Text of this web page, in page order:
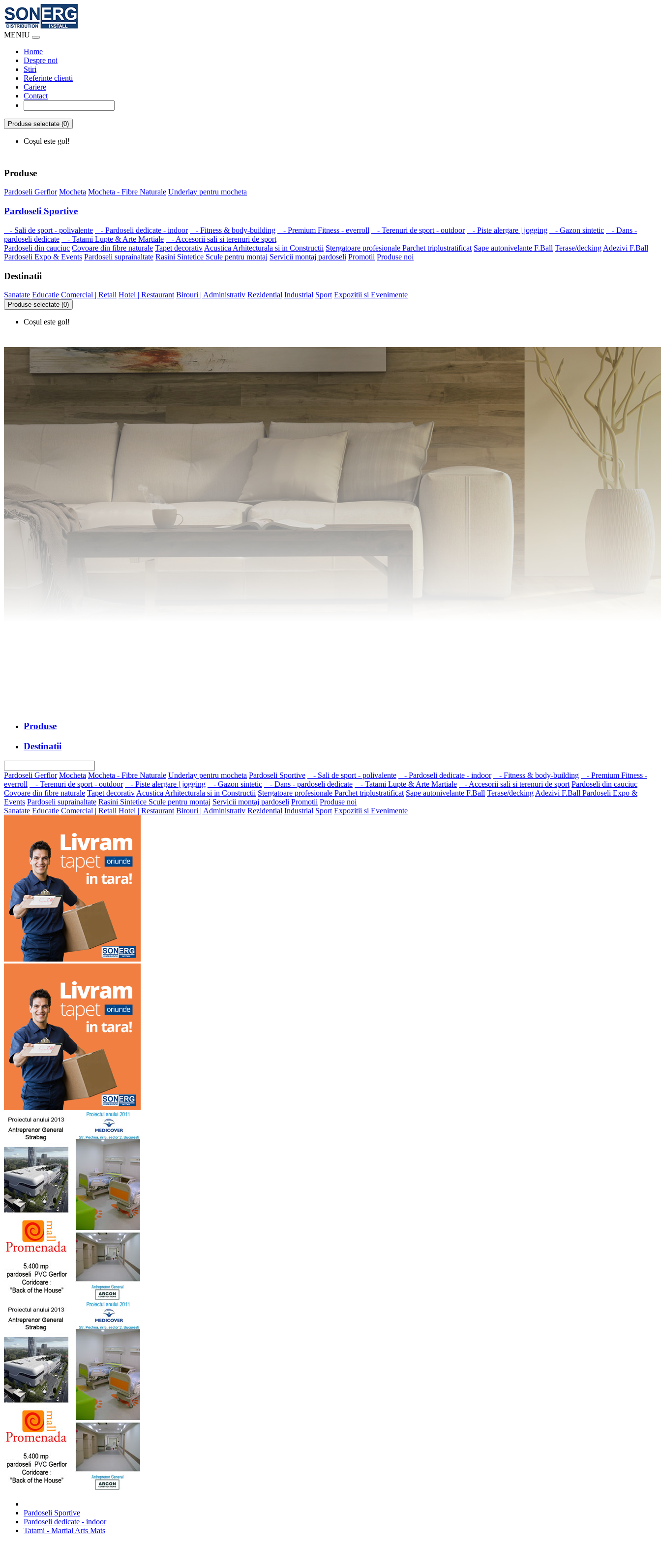
MENIU
Home
Despre noi
Stiri
Referinte clienti
Cariere
Contact
Produse selectate (0)
Coșul este gol!
Produse
Pardoseli Gerflor Mocheta Mocheta - Fibre Naturale Underlay pentru mocheta
Pardoseli Sportive
- Sali de sport - polivalente - Pardoseli dedicate - indoor - Fitness & body-building - Premium Fitness - everroll - Terenuri de sport - outdoor - Piste alergare | jogging - Gazon sintetic
- Dans -
pardoseli dedicate
- Tatami Lupte & Arte Martiale
- Accesorii sali si terenuri de sport
Pardoseli din cauciuc Covoare din fibre naturale Tapet decorativ Acustica Arhitecturala si in Constructii Stergatoare profesionale Parchet triplustratificat Sape autonivelante F.Ball Terase/decking Adezivi F.Ball
Pardoseli Expo & Events Pardoseli suprainaltate Rasini Sintetice Scule pentru montaj Servicii montaj pardoseli Promotii Produse noi
Destinatii
Sanatate Educatie Comercial | Retail Hotel | Restaurant Birouri | Administrativ Rezidential Industrial Sport Expozitii si Evenimente
Produse selectate (0)
Coșul este gol!
Produse
Destinatii
Pardoseli Gerflor Mocheta Mocheta - Fibre Naturale Underlay pentru mocheta Pardoseli Sportive - Sali de sport - polivalente - Pardoseli dedicate - indoor - Fitness & body-building
- Premium Fitness -
everroll
- Terenuri de sport - outdoor - Piste alergare | jogging - Gazon sintetic - Dans - pardoseli dedicate - Tatami Lupte & Arte Martiale - Accesorii sali si terenuri de sport Pardoseli din cauciuc
Covoare din fibre naturale Tapet decorativAcustica Arhitecturala si in Constructii Stergatoare profesionale Parchet triplustratificat Sape autonivelante F.Ball Terase/deckingAdezivi F.Ball Pardoseli Expo &
Events Pardoseli suprainaltate Rasini Sintetice Scule pentru montaj Servicii montaj pardoseli Promotii Produse noi
Sanatate Educatie Comercial | Retail Hotel | Restaurant Birouri | Administrativ Rezidential Industrial Sport Expozitii si Evenimente
Pardoseli Sportive
Pardoseli dedicate - indoor
Tatami - Martial Arts Mats